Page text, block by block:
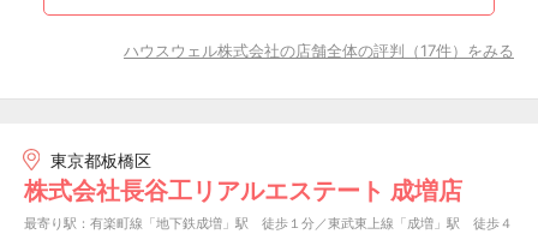
ハウスウェル株式会社の店舗全体の評判（17件）をみる
東京都板橋区
株式会社長谷工リアルエステート 成増店
最寄り駅：有楽町線「地下鉄成増」駅 徒歩１分／東武東上線「成増」駅 徒歩４